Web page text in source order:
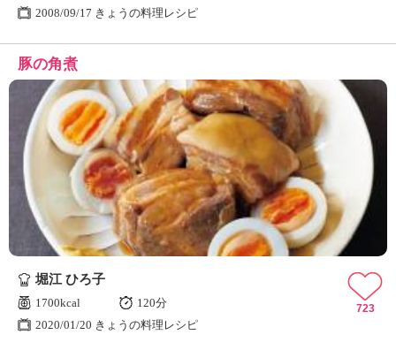
2008/09/17 きょうの料理レシピ
豚の角煮
堀江 ひろ子
1700kcal
120分
2020/01/20 きょうの料理レシピ
723